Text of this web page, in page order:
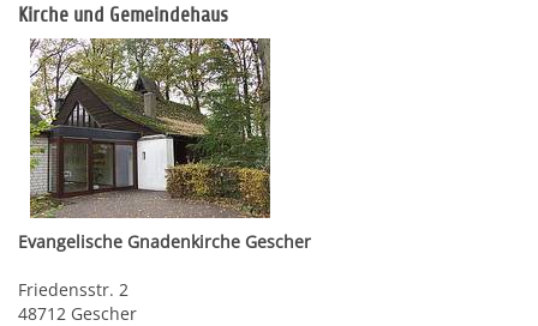
Kirche und Gemeindehaus
Evangelische Gnadenkirche Gescher
Friedensstr. 2
48712 Gescher